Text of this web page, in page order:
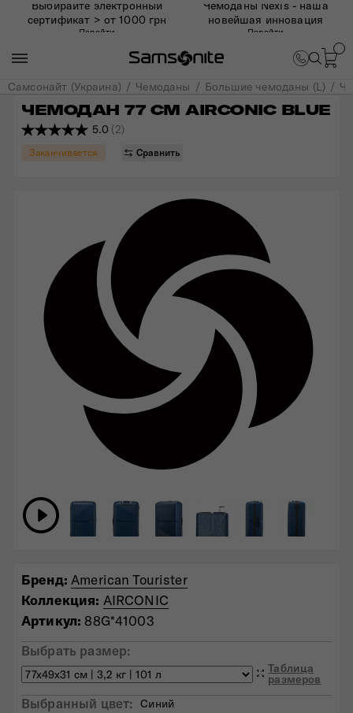
Выбирайте электронный
сертификат > от 1000 грн
Перейти
Чемоданы Nexis - наша
новейшая инновация
Перейти
Самсонайт (Украина) Чемоданы Большие чемоданы (L)
Бренд: American Tourister
Коллекция: AIRCONIC
Артикул:88G*41003
Выбрать размер:
Таблица
размеров
Выбранный цвет: Синий
Заканчивается Сравнить
ЧЕМОДАН 77 СМ AIRCONIC BLUE
5.0 (2)